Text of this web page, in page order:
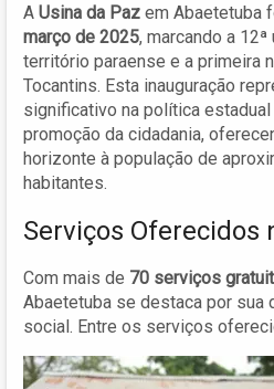
A Usina da Paz em Abaetetuba
março de 2025, marcando a
território paraense e a primeira
Tocantins. Esta inauguração
significativo na política
promoção da cidadania,
horizonte à população de
habitantes.
Serviços Oferecidos
Com mais de 70 serviços
Abaetetuba se destaca por sua
social. Entre os serviços